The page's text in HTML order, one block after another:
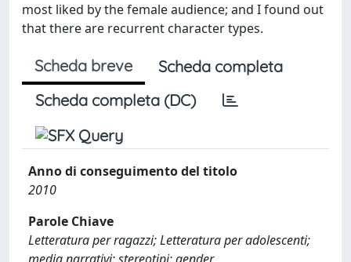
most liked by the female audience; and I found out
that there are recurrent character types.
Scheda breve
Scheda completa
Scheda completa (DC)
Anno di conseguimento del titolo
2010
Parole Chiave
Letteratura per ragazzi; Letteratura per adolescenti;